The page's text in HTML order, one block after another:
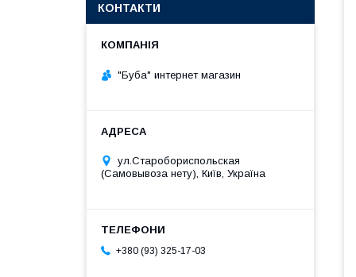
КОНТАКТИ
"Буба" интернет магазин
ул.Старобориспольская
(Самовывоза нету), Київ, Україна
+380 (93) 325-17-03